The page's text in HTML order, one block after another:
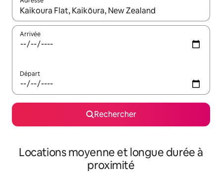
Lorsque les résultats s'affichent, utilisez les flèches vers le
Arrivée
Départ
Rechercher
Locations moyenne et longue durée à
proximité